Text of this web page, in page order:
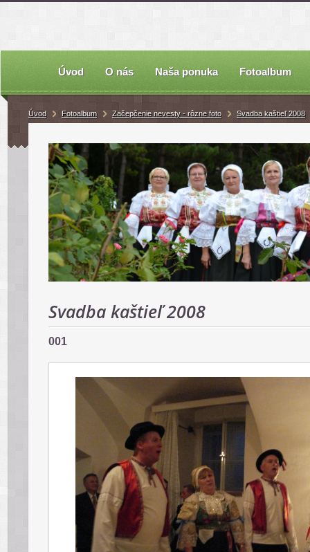
Úvod O nás Naša ponuka Fotoalbum
Úvod Fotoalbum Začepčenie nevesty - rôzne foto Svadba kaštieľ 2008
Svadba kaštieľ 2008
001